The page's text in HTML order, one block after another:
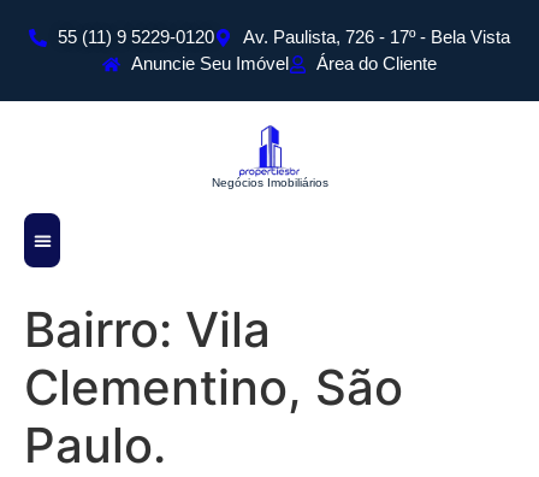
55 (11) 9 5229-0120
Av. Paulista, 726 - 17º - Bela Vista
Anuncie Seu Imóvel
Área do Cliente
Negócios Imobiliários
Bairro: Vila
Clementino, São
Paulo.